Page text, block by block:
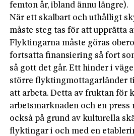
femton år, ibland ännu längre).
När ett skalbart och uthålligt
måste steg tas för att upprätta
Flyktingarna måste göras
fortsatta finansiering så fort
så gott det går. Ett hinder i
större flyktingmottagarländer
att arbeta. Detta av fruktan för
arbetsmarknaden och en press
också på grund av kulturella
flyktingar i och med en